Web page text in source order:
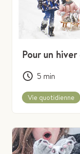
Pour un
5 min
Vie quotidienne